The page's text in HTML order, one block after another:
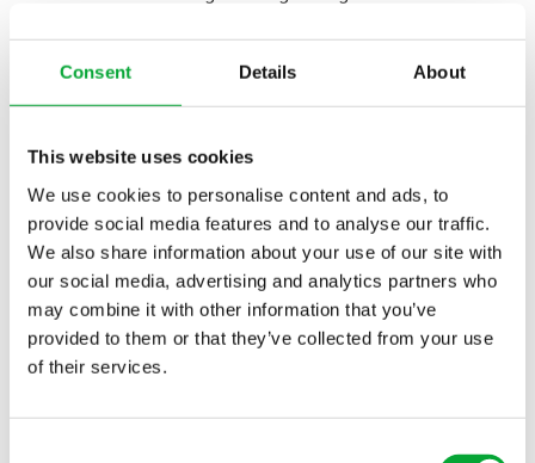
Consent Details About
This website uses cookies
We use cookies to personalise content and ads, to
provide social media features and to analyse our traffic.
We also share information about your use of our site with
our social media, advertising and analytics partners who
may combine it with other information that you’ve
provided to them or that they’ve collected from your use
of their services.
Lebensdauer des Trinkwassersystems
aquatherm green
Technical Water System der „Artefact“ zum Einsatz.
Aufgrund seiner sehr guten
Wärmedammeigenschaften benötigt es im
Vergleich zu Metall-Rohren eine deutlich geringere
Isolierung gegen Wärme-/Kälteverlust oder
Kondensatbildung bei Unterschreitung des
Taupunkts – ein sehr großer Vorteil bei der
Verrohrung für technische Zwecke im Schiffsbau, z.